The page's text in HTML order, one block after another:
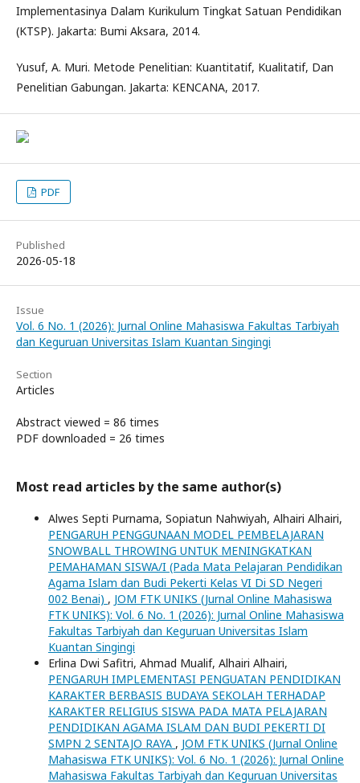
Implementasinya Dalam Kurikulum Tingkat Satuan Pendidikan
(KTSP). Jakarta: Bumi Aksara, 2014.
Yusuf, A. Muri. Metode Penelitian: Kuantitatif, Kualitatif, Dan
Penelitian Gabungan. Jakarta: KENCANA, 2017.
PDF
Published
2026-05-18
Issue
Vol. 6 No. 1 (2026): Jurnal Online Mahasiswa Fakultas Tarbiyah
dan Keguruan Universitas Islam Kuantan Singingi
Section
Articles
Abstract viewed = 86 times
PDF downloaded = 26 times
Most read articles by the same author(s)
Alwes Septi Purnama, Sopiatun Nahwiyah, Alhairi Alhairi,
PENGARUH PENGGUNAAN MODEL PEMBELAJARAN
SNOWBALL THROWING UNTUK MENINGKATKAN
PEMAHAMAN SISWA/I (Pada Mata Pelajaran Pendidikan
Agama Islam dan Budi Pekerti Kelas VI Di SD Negeri
002 Benai) , JOM FTK UNIKS (Jurnal Online Mahasiswa
FTK UNIKS): Vol. 6 No. 1 (2026): Jurnal Online Mahasiswa
Fakultas Tarbiyah dan Keguruan Universitas Islam
Kuantan Singingi
Erlina Dwi Safitri, Ahmad Mualif, Alhairi Alhairi,
PENGARUH IMPLEMENTASI PENGUATAN PENDIDIKAN
KARAKTER BERBASIS BUDAYA SEKOLAH TERHADAP
KARAKTER RELIGIUS SISWA PADA MATA PELAJARAN
PENDIDIKAN AGAMA ISLAM DAN BUDI PEKERTI DI
SMPN 2 SENTAJO RAYA , JOM FTK UNIKS (Jurnal Online
Mahasiswa FTK UNIKS): Vol. 6 No. 1 (2026): Jurnal Online
Mahasiswa Fakultas Tarbiyah dan Keguruan Universitas